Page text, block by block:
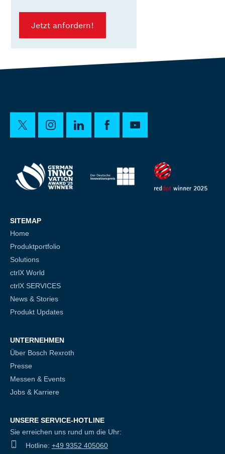
Jetzt anfordern!
SITEMAP
Home
Produktportfolio
Solutions
ctrlX World
ctrlX SERVICES
News & Stories
Produkt Updates
UNTERNEHMEN
Über Bosch Rexroth
Presse
Messen & Events
Jobs & Karriere
UNSERE SERVICE-HOTLINE
Sie erreichen uns rund um die Uhr:
Hotline: +49 9352 405060